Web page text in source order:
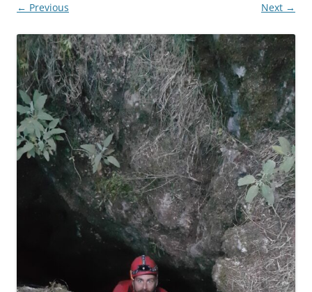
← Previous Next →